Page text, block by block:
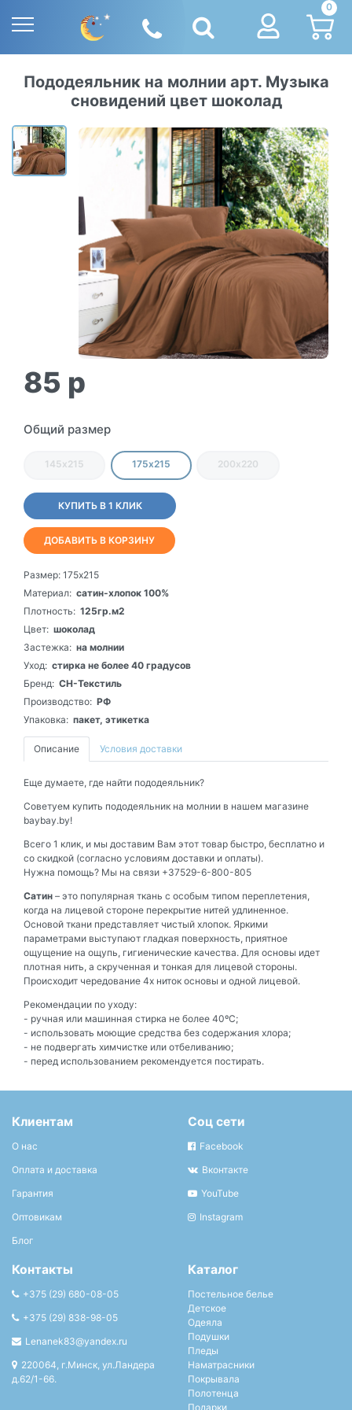
0
Пододеяльник на молнии арт. Музыка
сновидений цвет шоколад
85 p
Общий размер
145х215 175х215 200х220
КУПИТЬ В 1 КЛИК
ДОБАВИТЬ В КОРЗИНУ
Размер: 175х215
Материал: сатин-хлопок 100%
Плотность: 125гр.м2
Цвет: шоколад
Застежка: на молнии
Уход: стирка не более 40 градусов
Бренд: СН-Текстиль
Производство: РФ
Упаковка: пакет, этикетка
Описание Условия доставки
Еще думаете, где найти пододеяльник?
Советуем купить пододеяльник на молнии в нашем магазине
baybay.by!
Всего 1 клик, и мы доставим Вам этот товар быстро, бесплатно и
со скидкой (согласно условиям доставки и оплаты).
Нужна помощь? Мы на связи +37529-6-800-805
Сатин – это популярная ткань с особым типом переплетения,
когда на лицевой стороне перекрытие нитей удлиненное.
Основой ткани представляет чистый хлопок. Яркими
параметрами выступают гладкая поверхность, приятное
ощущение на ощупь, гигиенические качества. Для основы идет
плотная нить, а скрученная и тонкая для лицевой стороны.
Происходит чередование 4х ниток основы и одной лицевой.
Рекомендации по уходу:
- ручная или машинная стирка не более 40ºС;
- использовать моющие средства без содержания хлора;
- не подвергать химчистке или отбеливанию;
- перед использованием рекомендуется постирать.
Клиентам
О нас
Оплата и доставка
Гарантия
Оптовикам
Блог
Соц сети
Facebook
Вконтакте
YouTube
Instagram
Контакты
+375 (29) 680-08-05
+375 (29) 838-98-05
Lenanek83@yandex.ru
220064, г.Минск, ул.Ландера
д.62/1-66.
Каталог
Постельное белье
Детское
Одеяла
Подушки
Пледы
Наматрасники
Покрывала
Полотенца
Подарки